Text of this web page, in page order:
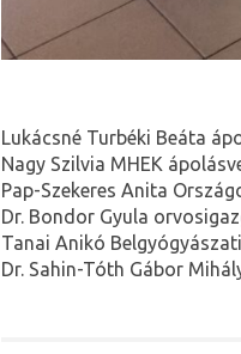
Lukácsné Turbéki Beáta
Nagy Szilvia MHEK
Pap-Szekeres Anita
Dr. Bondor Gyula
Tanai Anikó
Dr. Sahin-Tóth Gábor